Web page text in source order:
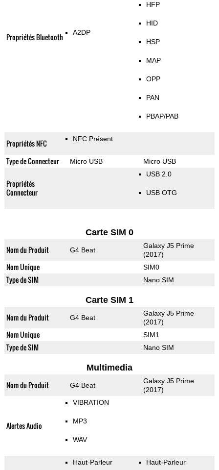
Propriétés Bluetooth A2DP
HFP
HID
HSP
MAP
OPP
PAN
PBAP/PAB
Propriétés NFC NFC Présent
Type de Connecteur Micro USB Micro USB
Propriétés
Connecteur
USB 2.0
USB OTG
Carte SIM 0
Nom du Produit G4 Beat
Galaxy J5 Prime
(2017)
Nom Unique SIM0
Type de SIM Nano SIM
Carte SIM 1
Nom du Produit G4 Beat
Galaxy J5 Prime
(2017)
Nom Unique SIM1
Type de SIM Nano SIM
Multimedia
Nom du Produit G4 Beat
Galaxy J5 Prime
(2017)
Alertes Audio
VIBRATION
MP3
WAV
Haut-Parleur Haut-Parleur